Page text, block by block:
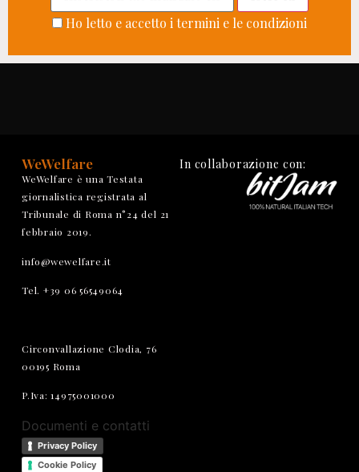
Ho letto e accetto i termini e le condizioni
WeWelfare
WeWelfare è una Testata
giornalistica registrata al
Tribunale di Roma n°24 del 21
febbraio 2019.
info@wewelfare.it
Tel. +39 06 56549064
Circonvallazione Clodia, 76
00195 Roma
P.Iva: 14975001000
Documenti e contatti
Privacy Policy
Cookie Policy
In collaborazione con: